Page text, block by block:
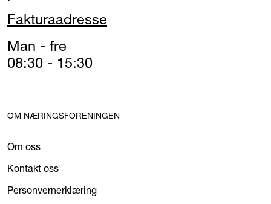
Fakturaadresse
Man - fre
08:30 - 15:30
OM NÆRINGSFORENINGEN
Om oss
Kontakt oss
Personvernerklæring